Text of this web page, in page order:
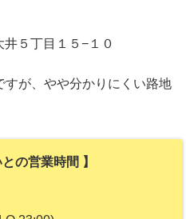
５丁目１５−１０
が、やや分かりにくい路地
の営業時間 】